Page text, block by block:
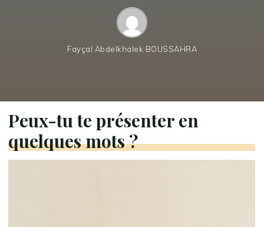
Fayçal Abdelkhalek BOUSSAHRA
Peux-tu te présenter en
quelques mots ?